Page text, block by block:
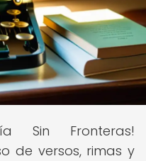
Sin Fronteras!
de versos, rimas y